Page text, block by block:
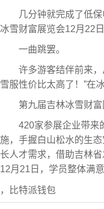
几分钟就完成了低
冰雪财富展览会12月22日
一曲跳罢。
许多游客结伴前来
雪服性价比太高了！”
第九届吉林冰雪财
420家参展企业带来
施，手握白山松水的生
长人才需求，借助吉林
12月21日，学员整体满
，比特派钱包